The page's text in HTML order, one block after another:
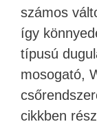
számos
így
típusú
mosogató,
cikkben